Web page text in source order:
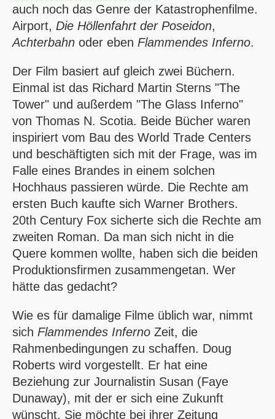
auch noch das Genre der Katastrophenfilme.
Airport, Die Höllenfahrt der Poseidon,
Achterbahn oder eben Flammendes Inferno.
Der Film basiert auf gleich zwei Büchern.
Einmal ist das Richard Martin Sterns "The
Tower" und außerdem "The Glass Inferno"
von Thomas N. Scotia. Beide Bücher waren
inspiriert vom Bau des World Trade Centers
und beschäftigten sich mit der Frage, was im
Falle eines Brandes in einem solchen
Hochhaus passieren würde. Die Rechte am
ersten Buch kaufte sich Warner Brothers.
20th Century Fox sicherte sich die Rechte am
zweiten Roman. Da man sich nicht in die
Quere kommen wollte, haben sich die beiden
Produktionsfirmen zusammengetan. Wer
hätte das gedacht?
Wie es für damalige Filme üblich war, nimmt
sich Flammendes Inferno Zeit, die
Rahmenbedingungen zu schaffen. Doug
Roberts wird vorgestellt. Er hat eine
Beziehung zur Journalistin Susan (Faye
Dunaway), mit der er sich eine Zukunft
wünscht. Sie möchte bei ihrer Zeitung